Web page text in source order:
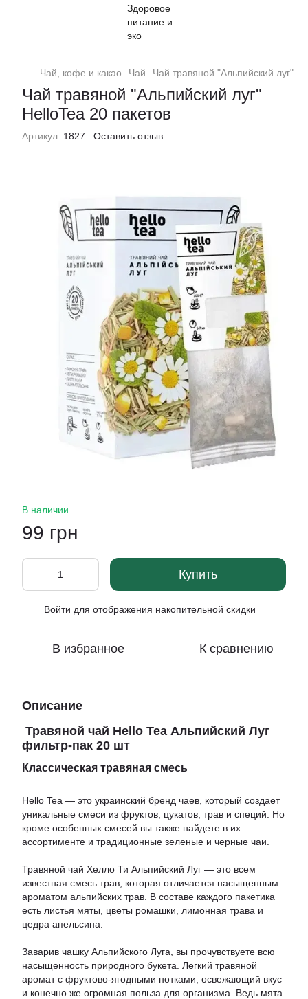
Чай, кофе и какао Чай Чай травяной "Альпийский луг"
Чай травяной "Альпийский луг"
HelloTea 20 пакетов
Артикул: 1827 Оставить отзыв
В наличии
99 грн
Купить
Войти для отображения накопительной скидки
В избранное К сравнению
Описание
Травяной чай Hello Tea Альпийский Луг
фильтр-пак 20 шт
Классическая травяная смесь
Hello Tea — это украинский бренд чаев, который создает
уникальные смеси из фруктов, цукатов, трав и специй. Но
кроме особенных смесей вы также найдете в их
ассортименте и традиционные зеленые и черные чаи.
Травяной чай Хелло Ти Альпийский Луг — это всем
известная смесь трав, которая отличается насыщенным
ароматом альпийских трав. В составе каждого пакетика
есть листья мяты, цветы ромашки, лимонная трава и
цедра апельсина.
Заварив чашку Альпийского Луга, вы прочувствуете всю
насыщенность природного букета. Легкий травяной
аромат с фруктово-ягодными нотками, освежающий вкус
и конечно же огромная польза для организма. Ведь мята